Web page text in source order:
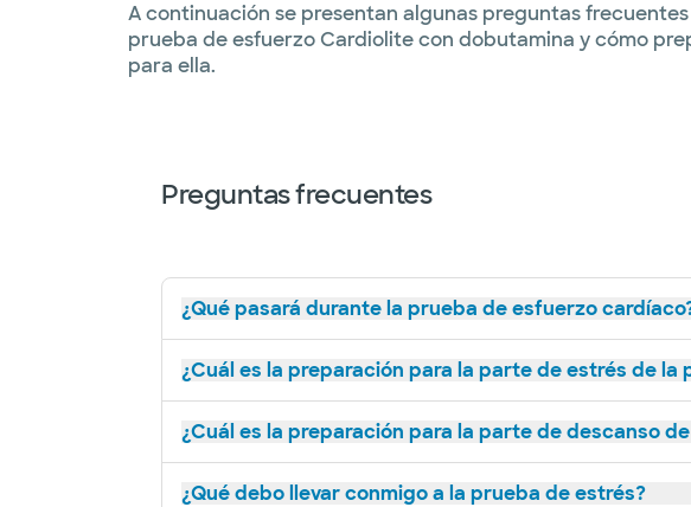
A continuación se presentan algunas preguntas frecuentes
prueba de esfuerzo Cardiolite con dobutamina y cómo
para ella.
Preguntas frecuentes
¿Qué pasará durante la prueba de esfuerzo
¿Cuál es la preparación para la parte de estrés de
¿Cuál es la preparación para la parte de descanso
¿Qué debo llevar conmigo a la prueba de estrés?